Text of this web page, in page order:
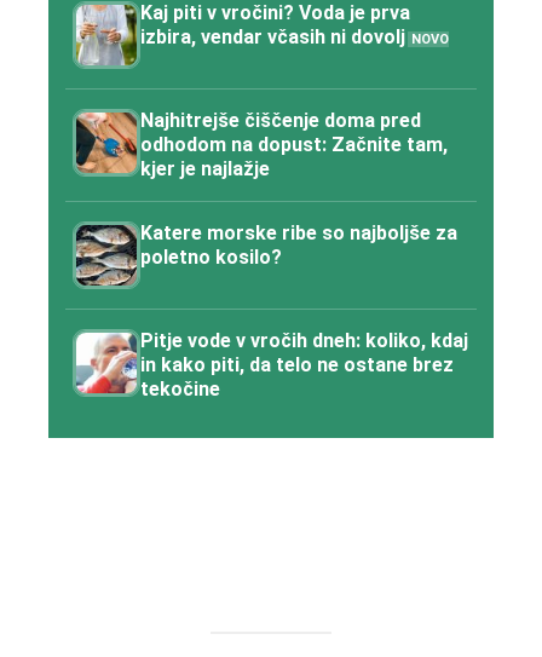
Kaj piti v vročini? Voda je prva
izbira, vendar včasih ni dovolj
Najhitrejše čiščenje doma pred
odhodom na dopust: Začnite tam,
kjer je najlažje
Katere morske ribe so najboljše za
poletno kosilo?
Pitje vode v vročih dneh: koliko, kdaj
in kako piti, da telo ne ostane brez
tekočine